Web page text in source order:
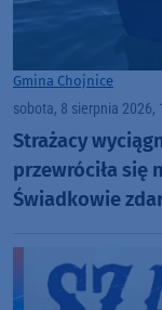
Gmina Chojnice
sobota, 8 sierpnia 2026,
Strażacy
przewróciła się
Świadkowie